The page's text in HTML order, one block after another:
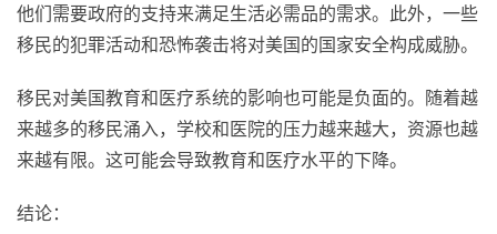
他们需要政府的支持来满足生活必需品的需求。此外，一些
移民的犯罪活动和恐怖袭击将对美国的国家安全构成威胁。
移民对美国教育和医疗系统的影响也可能是负面的。随着越
来越多的移民涌入，学校和医院的压力越来越大，资源也越
来越有限。这可能会导致教育和医疗水平的下降。
结论：